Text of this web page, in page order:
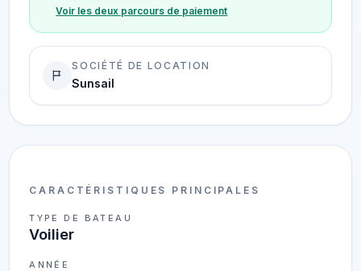
CARACTÉRISTIQUES PRINCIPALES
TYPE DE BATEAU
Voilier
ANNÉE
Voir les deux parcours de paiement
SOCIÉTÉ DE LOCATION
Sunsail